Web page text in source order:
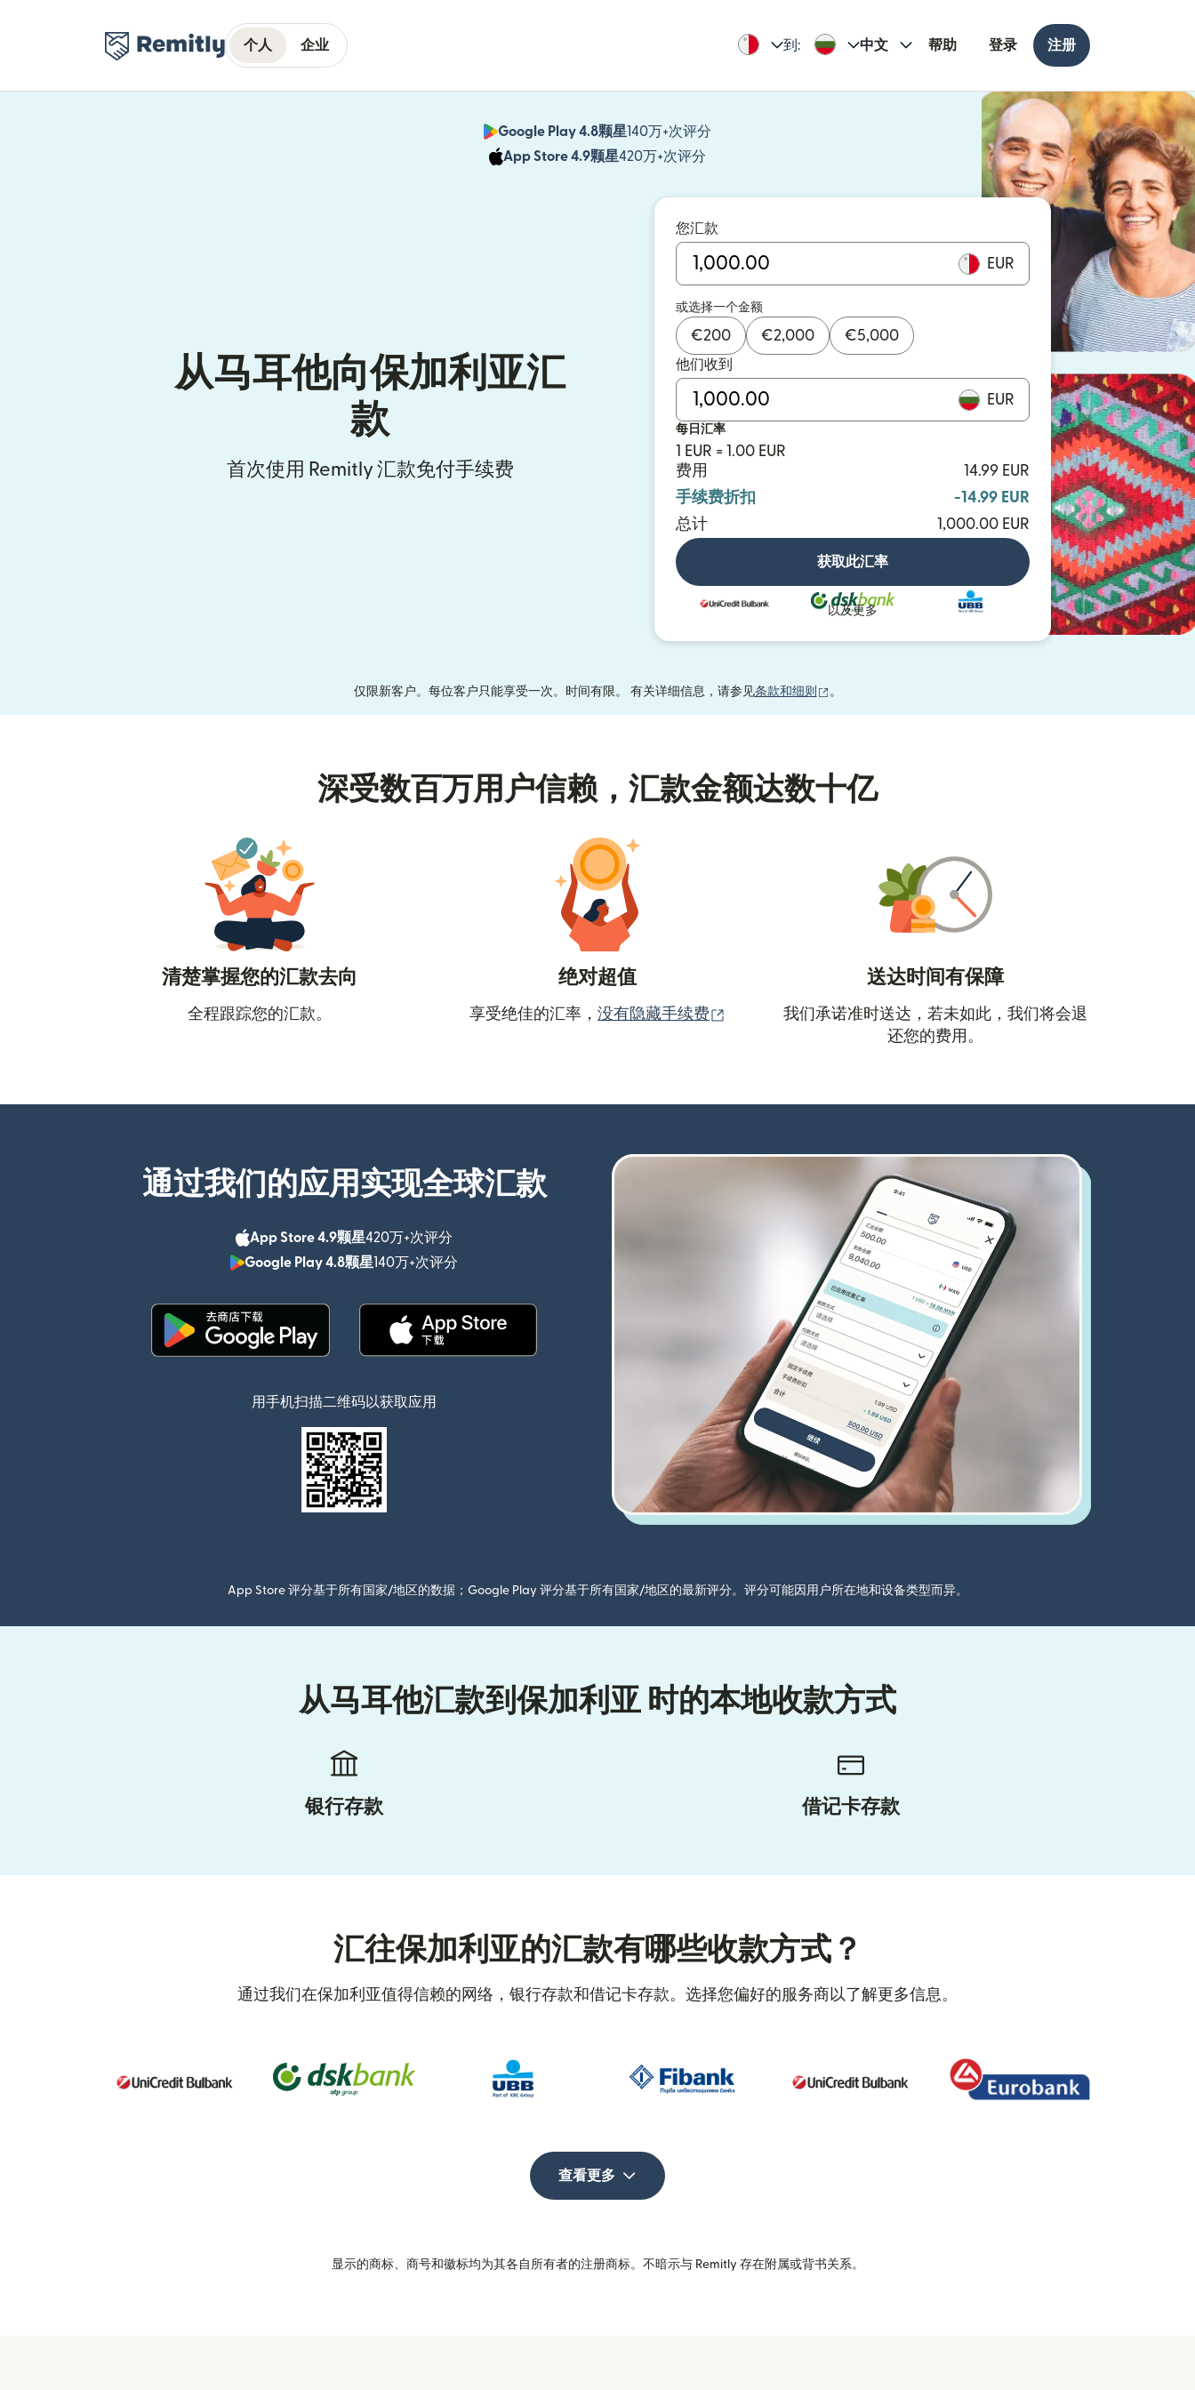
个人 企业 到: 中文 帮助 登录 注册
Google Play 4.8颗星140万+次评分
App Store 4.9颗星420万+次评分
从马耳他向保加利亚汇
款
首次使用 Remitly 汇款免付手续费
您汇款
EUR
或选择一个金额
€200 €2,000 €5,000
他们收到
EUR
每日汇率
1 EUR = 1.00 EUR
费用
14.99 EUR
手续费折扣
-14.99 EUR
总计
1,000.00 EUR
获取此汇率
以及更多
仅限新客户。每位客户只能享受一次。时间有限。 有关详细信息，请参见条款和细则 （在新窗口中打开）
。
深受数百万用户信赖，汇款金额达数十亿
清楚掌握您的汇款去向
全程跟踪您的汇款。
绝对超值
享受绝佳的汇率， 没有隐藏手续费 （在新窗口中打开）
送达时间有保障
我们承诺准时送达，若未如此，我们将会退
还您的费用。
通过我们的应用实现全球汇款
App Store 4.9颗星420万+次评分
Google Play 4.8颗星140万+次评分
用手机扫描二维码以获取应用
App Store 评分基于所有国家/地区的数据；Google Play 评分基于所有国家/地区的最新评分。评分可能因用户所在地和设备类型而异。
从马耳他汇款到保加利亚 时的本地收款方式
银行存款 借记卡存款
汇往保加利亚的汇款有哪些收款方式？
通过我们在保加利亚值得信赖的网络，银行存款和借记卡存款。选择您偏好的服务商以了解更多信息。
查看更多
显示的商标、商号和徽标均为其各自所有者的注册商标。不暗示与 Remitly 存在附属或背书关系。